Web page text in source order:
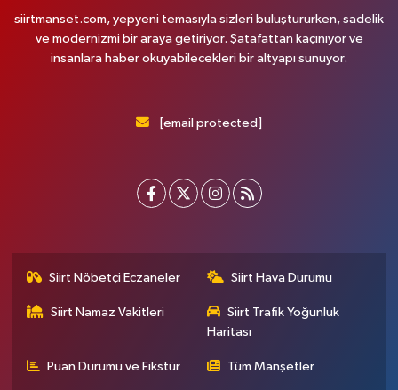
siirtmanset.com, yepyeni temasıyla sizleri buluştururken, sadelik
ve modernizmi bir araya getiriyor. Şatafattan kaçınıyor ve
insanlara haber okuyabilecekleri bir altyapı sunuyor.
[email protected]
Siirt Nöbetçi Eczaneler Siirt Hava Durumu
Siirt Namaz Vakitleri
Siirt Trafik Yoğunluk
Haritası
Puan Durumu ve Fikstür Tüm Manşetler